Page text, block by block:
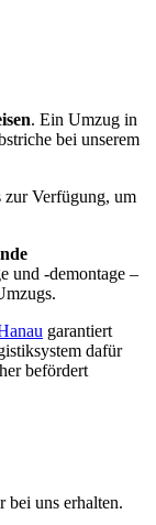
. Ein Umzug in
bei unserem
zur Verfügung, um
und -demontage –
garantiert
dafür
befördert
bei uns erhalten.